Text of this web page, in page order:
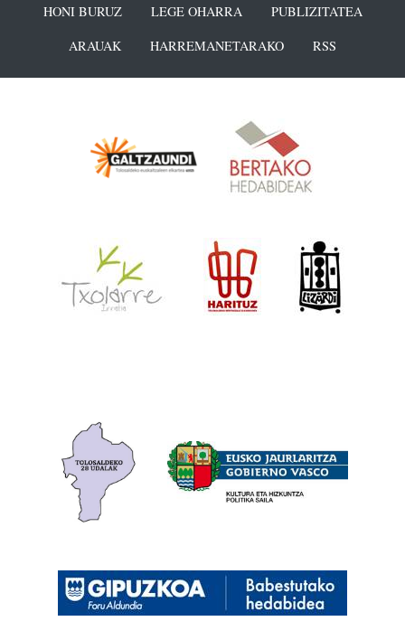
HONI BURUZ LEGE OHARRA
PUBLIZITATEA
ARAUAK
HARREMANETARAKO RSS